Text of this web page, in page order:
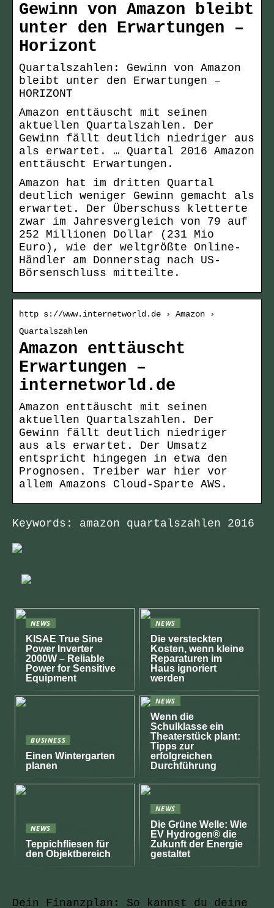
Gewinn von Amazon bleibt
unter den Erwartungen –
Horizont
Quartalszahlen: Gewinn von Amazon
bleibt unter den Erwartungen –
HORIZONT
Amazon enttäuscht mit seinen
aktuellen Quartalszahlen. Der
Gewinn fällt deutlich niedriger aus
als erwartet. … Quartal 2016 Amazon
enttäuscht Erwartungen.
Amazon hat im dritten Quartal
deutlich weniger Gewinn gemacht als
erwartet. Der Überschuss kletterte
zwar im Jahresvergleich von 79 auf
252 Millionen Dollar (231 Mio
Euro), wie der weltgrößte Online-
Händler am Donnerstag nach US-
Börsenschluss mitteilte.
http s://www.internetworld.de › Amazon ›
Quartalszahlen
Amazon enttäuscht
Erwartungen –
internetworld.de
Amazon enttäuscht mit seinen
aktuellen Quartalszahlen. Der
Gewinn fällt deutlich niedriger
aus als erwartet. Der Umsatz
entspricht hingegen in etwa den
Prognosen. Treiber war hier vor
allem Amazons Cloud-Sparte AWS.
Keywords: amazon quartalszahlen 2016
NEWS
KISAE True Sine
Power Inverter
2000W – Reliable
Power for Sensitive
Equipment
NEWS
Die versteckten
Kosten, wenn kleine
Reparaturen im
Haus ignoriert
werden
BUSINESS
Einen Wintergarten
planen
NEWS
Wenn die
Schulklasse ein
Theaterstück plant:
Tipps zur
erfolgreichen
Durchführung
NEWS
Teppichfliesen für
den Objektbereich
NEWS
Die Grüne Welle: Wie
EV Hydrogen® die
Zukunft der Energie
gestaltet
Dein Finanzplan: So kannst du deine